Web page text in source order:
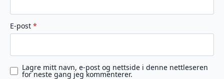
E-post *
Lagre mitt navn, e-post og nettside i denne nettleseren
for neste gang jeg kommenterer.